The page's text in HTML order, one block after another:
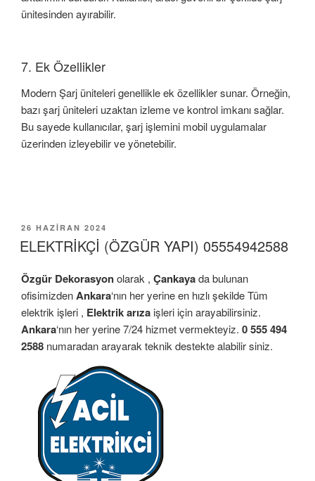
ünitesinden ayırabilir.
7. Ek Özellikler
Modern Şarj üniteleri genellikle ek özellikler sunar. Örneğin,
bazı şarj üniteleri uzaktan izleme ve kontrol imkanı sağlar.
Bu sayede kullanıcılar, şarj işlemini mobil uygulamalar
üzerinden izleyebilir ve yönetebilir.
YAYIM
TARIHI
26 HAZIRAN 2024
ELEKTRİKÇİ (ÖZGÜR YAPI) 05554942588
Özgür Dekorasyonolarak , Çankayada bulunan
ofisimizdenAnkara‘nın her yerine en hızlı şekilde Tüm
elektrik işleri , Elektrik arıza işleri için arayabilirsiniz.
Ankara‘nın her yerine 7/24 hizmet vermekteyiz. 0 555 494
2588 numaradan arayarak teknik destekte alabilir siniz.